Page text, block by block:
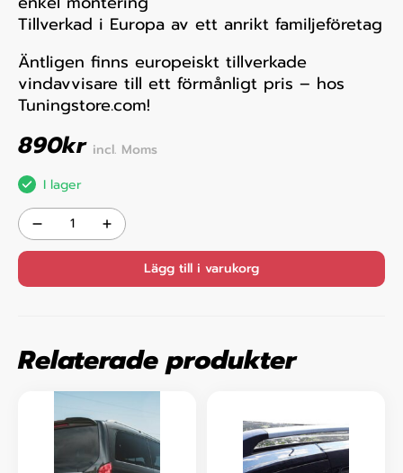
Tillverkad i Europa av ett anrikt familjeföretag
Äntligen finns europeiskt tillverkade
vindavvisare till ett förmånligt pris – hos
Tuningstore.com!
890kr incl. Moms
I lager
Lägg till i varukorg
Relaterade produkter